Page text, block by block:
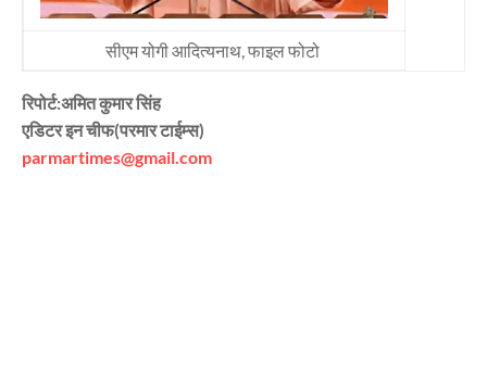
सीएम योगी आदित्यनाथ, फाइल फोटो
रिपोर्ट:अमित कुमार सिंह
एडिटर इन चीफ(परमार टाईम्स)
parmartimes@gmail.com